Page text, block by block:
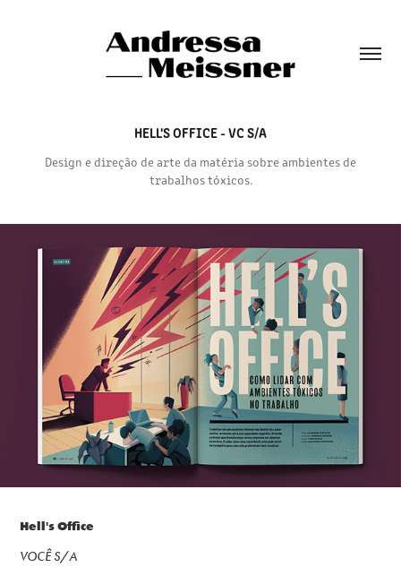
HELL'S OFFICE - VC S/A
Design e direção de arte da matéria sobre ambientes de
trabalhos tóxicos.
Hell's Office
VOCÊ S/A